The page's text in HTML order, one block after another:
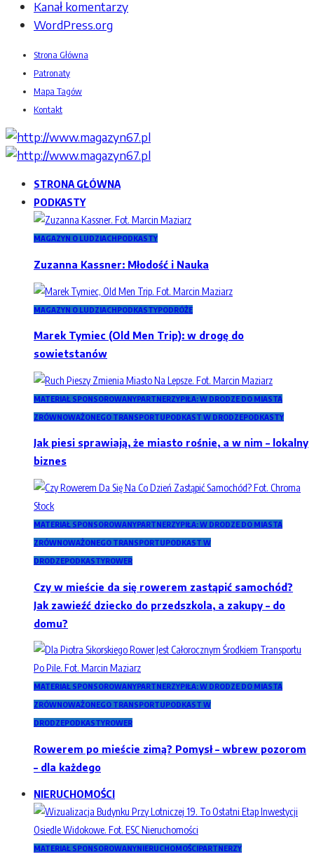
Kanał komentarzy
WordPress.org
Strona Główna
Patronaty
Mapa Tagów
Kontakt
STRONA GŁÓWNA
PODKASTY
MAGAZYN O LUDZIACHPODKASTY
Zuzanna Kassner: Młodość i Nauka
MAGAZYN O LUDZIACHPODKASTYPODRÓŻE
Marek Tymiec (Old Men Trip): w drogę do
sowietstanów
MATERIAŁ SPONSOROWANYPARTNERZYPIŁA: W DRODZE DO MIASTA
ZRÓWNOWAŻONEGO TRANSPORTUPODKAST W DRODZEPODKASTY
Jak piesi sprawiają, że miasto rośnie, a w nim – lokalny
biznes
MATERIAŁ SPONSOROWANYPARTNERZYPIŁA: W DRODZE DO MIASTA
ZRÓWNOWAŻONEGO TRANSPORTUPODKAST W
DRODZEPODKASTYROWER
Czy w mieście da się rowerem zastąpić samochód?
Jak zawieźć dziecko do przedszkola, a zakupy – do
domu?
MATERIAŁ SPONSOROWANYPARTNERZYPIŁA: W DRODZE DO MIASTA
ZRÓWNOWAŻONEGO TRANSPORTUPODKAST W
DRODZEPODKASTYROWER
Rowerem po mieście zimą? Pomysł – wbrew pozorom
– dla każdego
NIERUCHOMOŚCI
MATERIAŁ SPONSOROWANYNIERUCHOMOŚCIPARTNERZY